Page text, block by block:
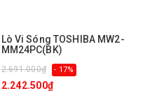
Lò Vi Sóng TOSHIBA MW2-
MM24PC(BK)
2.691.000₫ - 17%
2.242.500₫